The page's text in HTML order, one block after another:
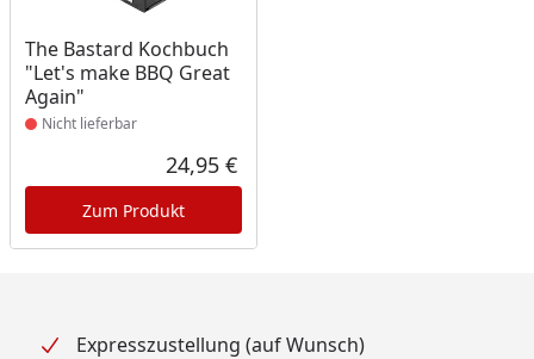
The Bastard Kochbuch
"Let's make BBQ Great
Again"
Produkt nicht lieferbar
Nicht lieferbar
Aktueller Preis
24,95 €
Zum Produkt
Expresszustellung (auf Wunsch)